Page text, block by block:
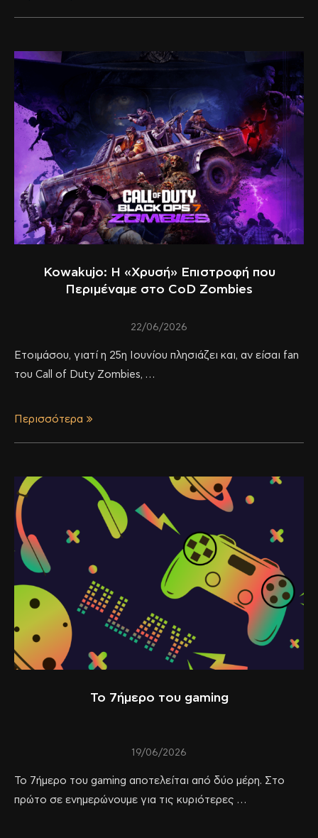
Kowakujo: Η «Χρυσή» Επιστροφή που
Περιμέναμε στο CoD Zombies
22/06/2026
Ετοιμάσου, γιατί η 25η Ιουνίου πλησιάζει και, αν είσαι fan
του Call of Duty Zombies, …
Περισσότερα
Το 7ήμερο του gaming
19/06/2026
Το 7ήμερο του gaming αποτελείται από δύο μέρη. Στο
πρώτο σε ενημερώνουμε για τις κυριότερες …